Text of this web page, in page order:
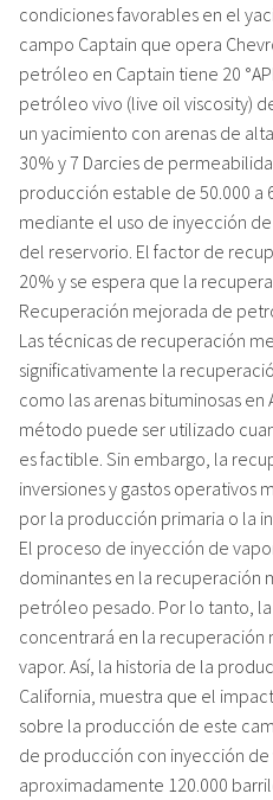
condiciones favorables en el
campo Captain que opera
petróleo en Captain tiene 20
petróleo vivo (live oil viscosity)
un yacimiento con arenas de
30% y 7 Darcies de
producción estable de 50.000 a
mediante el uso de inyección
del reservorio. El factor de
20% y se espera que la
Recuperación mejorada de
Las técnicas de recuperación
significativamente la
como las arenas bituminosas en
método puede ser utilizado
es factible. Sin embargo, la
inversiones y gastos operativos
por la producción primaria o la
El proceso de inyección de
dominantes en la recuperación
petróleo pesado. Por lo tanto,
concentrará en la recuperación
vapor. Así, la historia de la
California, muestra que el
sobre la producción de este
de producción con inyección
aproximadamente 120.000